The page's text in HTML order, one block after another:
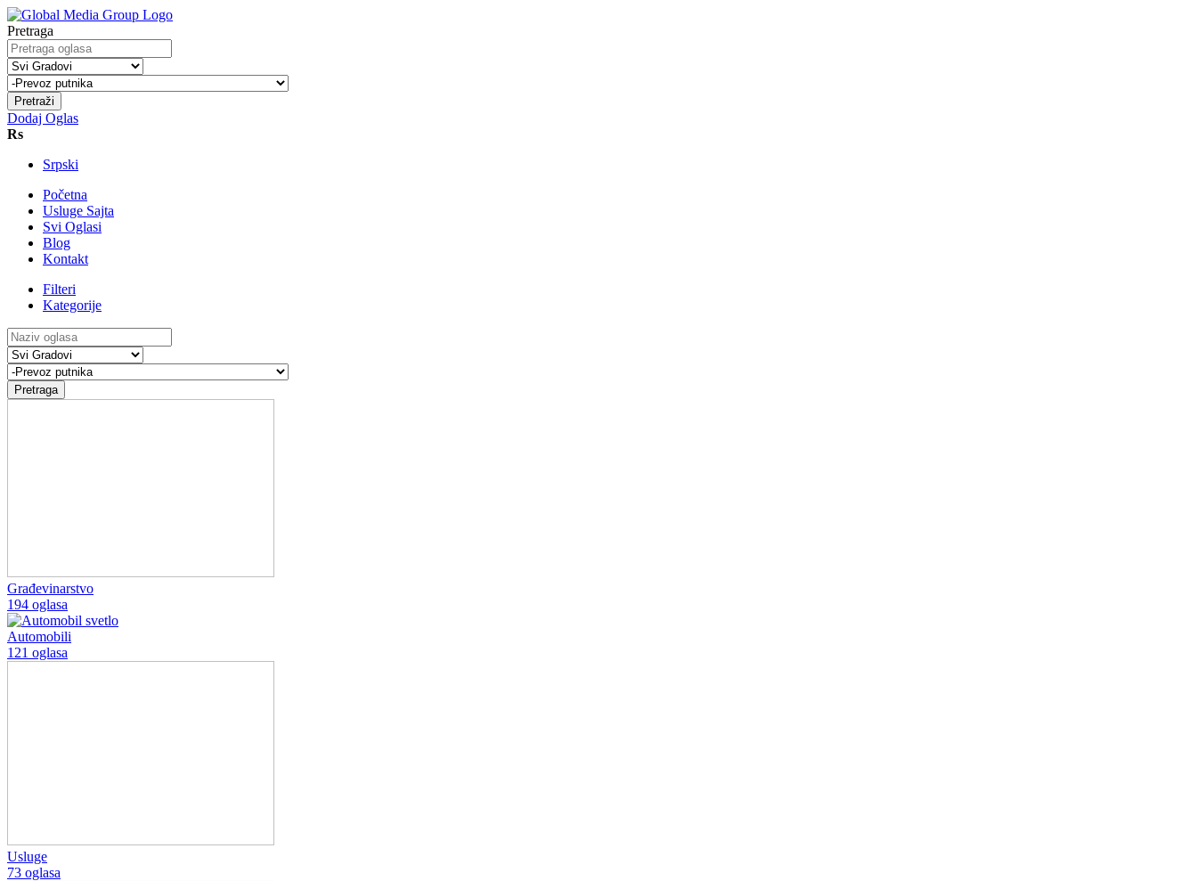
Pretraga
Pretraži
Dodaj Oglas
Rs
Srpski
Početna
Usluge Sajta
Svi Oglasi
Blog
Kontakt
Filteri
Kategorije
Pretraga
Građevinarstvo
194 oglasa
Automobili
121 oglasa
Usluge
73 oglasa